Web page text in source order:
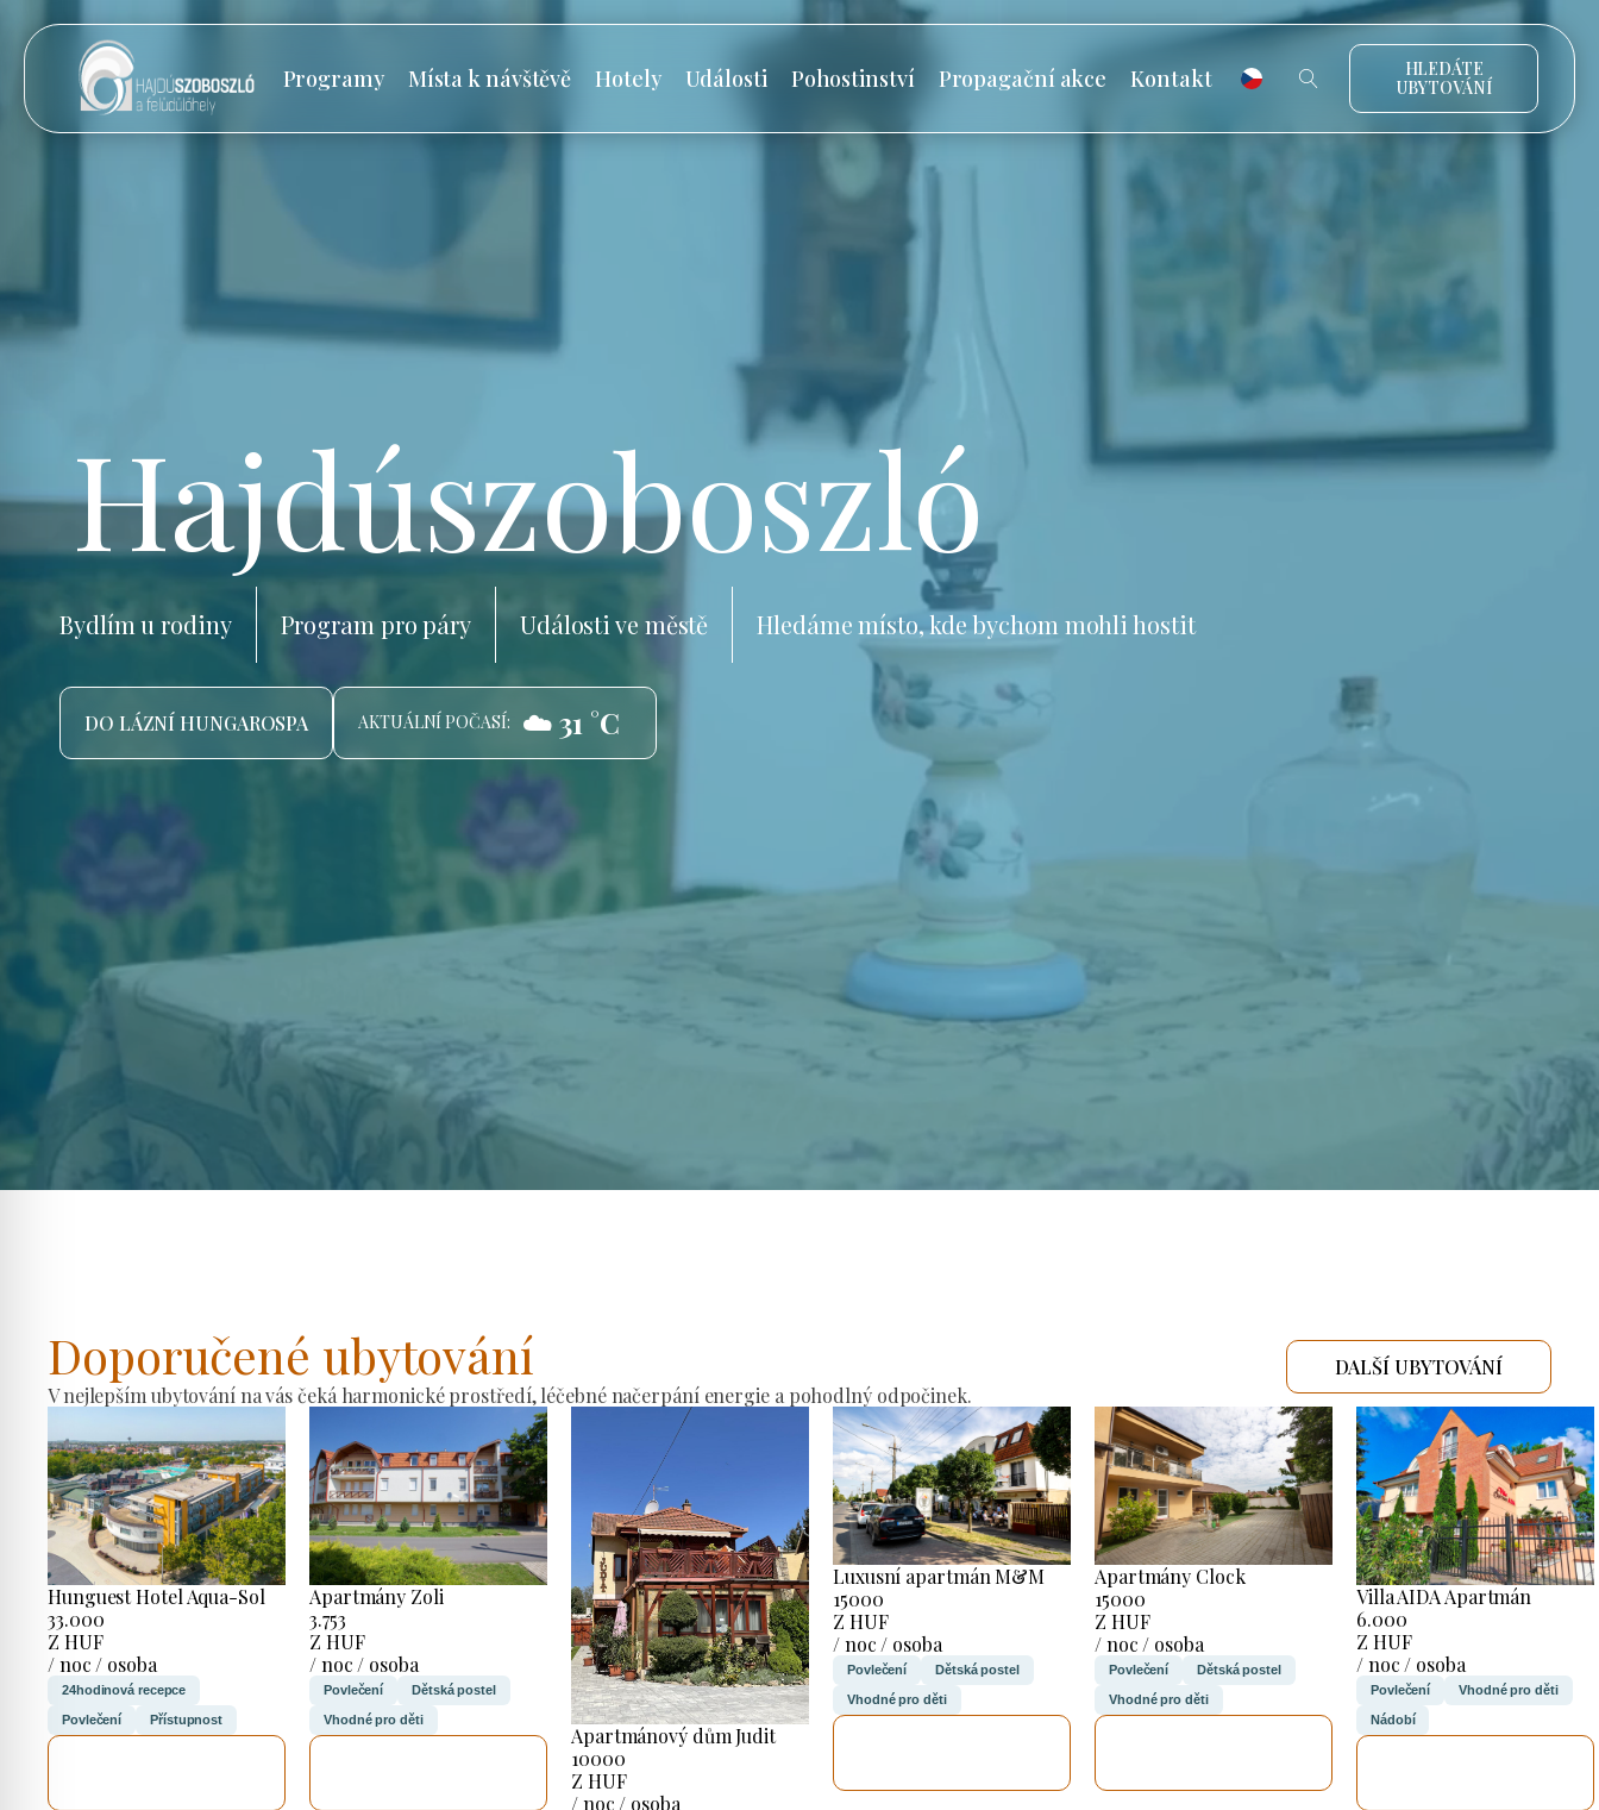
Programy Místa k návštěvě Hotely Události Pohostinství Propagační akce Kontakt
HLEDÁTE
UBYTOVÁNÍ
Hajdúszoboszló
Bydlím u rodiny Program pro páry Události ve městě Hledáme místo, kde bychom mohli hostit
DO LÁZNÍ HUNGAROSPA AKTUÁLNÍ POČASÍ: ☁️ 31 °C
Doporučené ubytování
V nejlepším ubytování na vás čeká harmonické prostředí, léčebné načerpání energie a pohodlný odpočinek.
DALŠÍ UBYTOVÁNÍ
Hunguest Hotel Aqua-Sol
33.000
Z HUF
/ noc / osoba
24hodinová recepce
Povlečení Přístupnost
Apartmány Zoli
3.753
Z HUF
/ noc / osoba
Povlečení Dětská postel
Vhodné pro děti
Apartmánový dům Judit
10000
Z HUF
/ noc / osoba
Luxusní apartmán M&M
15000
Z HUF
/ noc / osoba
Povlečení Dětská postel
Vhodné pro děti
Apartmány Clock
15000
Z HUF
/ noc / osoba
Povlečení Dětská postel
Vhodné pro děti
Villa AIDA Apartmán
6.000
Z HUF
/ noc / osoba
Povlečení Vhodné pro děti
Nádobí